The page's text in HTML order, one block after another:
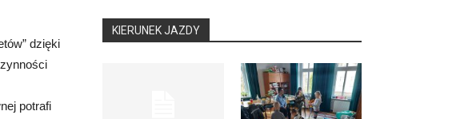
dzięki
potrafi
KIERUNEK JAZDY